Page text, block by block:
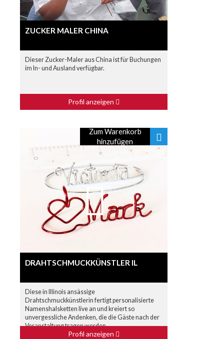
ZUCKER MALER CHINA
Dieser Zucker-Maler aus China ist für Buchungen
im In- und Ausland verfügbar.
Profil anzeigen
Zum Warenkorb
hinzufügen
DRAHTSCHMUCKKÜNSTLER IL
Diese in Illinois ansässige
Drahtschmuckkünstlerin fertigt personalisierte
Namenshalsketten live an und kreiert so
unvergessliche Andenken, die die Gäste nach der
Veranstaltung tragen werden.
Profil anzeigen